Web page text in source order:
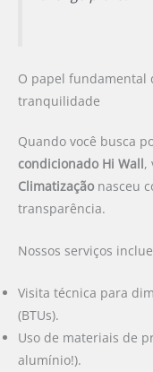
O papel fundamental
tranquilidade
Quando você busca
condicionado Hi Wall,
Climatização nasceu
transparência.
Nossos serviços
Visita técnica para
(BTUs).
Uso de materiais de
alumínio!).